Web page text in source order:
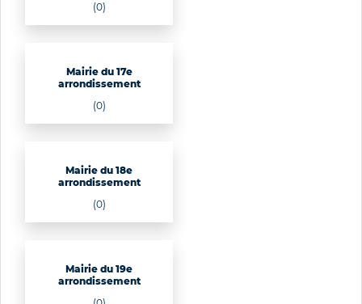
(0)
Mairie du 17e
arrondissement
(0)
Mairie du 18e
arrondissement
(0)
Mairie du 19e
arrondissement